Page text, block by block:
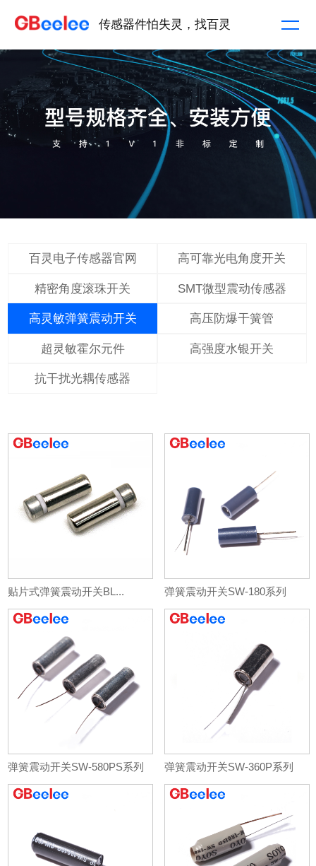
传感器件怕失灵，找百灵
百灵电子传感器官网 高可靠光电角度开关
精密角度滚珠开关 SMT微型震动传感器
高灵敏弹簧震动开关 高压防爆干簧管
超灵敏霍尔元件 高强度水银开关
抗干扰光耦传感器
贴片式弹簧震动开关BL... 弹簧震动开关SW-180系列
弹簧震动开关SW-580PS系列 弹簧震动开关SW-360P系列